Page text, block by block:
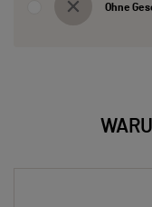
Ohne